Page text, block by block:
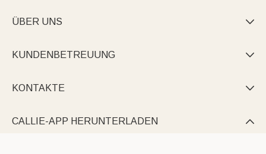
ÜBER UNS 
KUNDENBETREUUNG 
KONTAKTE 
CALLIE-APP HERUNTERLADEN 